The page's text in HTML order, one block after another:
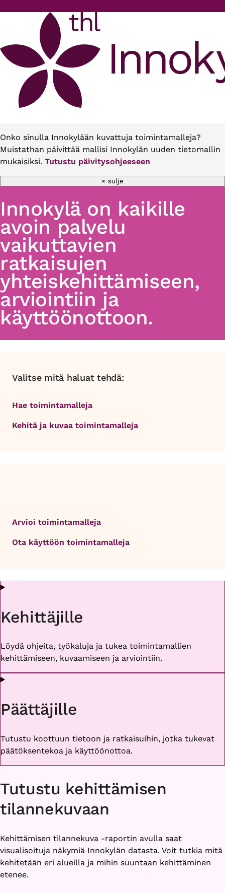
Onko sinulla Innokylään kuvattuja toimintamalleja?
Muistathan päivittää mallisi Innokylän uuden tietomallin
mukaisiksi. Tutustu päivitysohjeeseen
× sulje
Innokylä on kaikille
avoin palvelu
vaikuttavien
ratkaisujen
yhteiskehittämiseen,
arviointiin ja
käyttöönottoon.
Valitse mitä haluat tehdä:
Hae toimintamalleja
Kehitä ja kuvaa toimintamalleja
Arvioi toimintamalleja
Ota käyttöön toimintamalleja
Kehittäjille
Löydä ohjeita, työkaluja ja tukea toimintamallien
kehittämiseen, kuvaamiseen ja arviointiin.
Päättäjille
Tutustu koottuun tietoon ja ratkaisuihin, jotka tukevat
päätöksentekoa ja käyttöönottoa.
Tutustu kehittämisen
tilannekuvaan
Kehittämisen tilannekuva -raportin avulla saat
visualisoituja näkymiä Innokylän datasta. Voit tutkia mitä
kehitetään eri alueilla ja mihin suuntaan kehittäminen
etenee.